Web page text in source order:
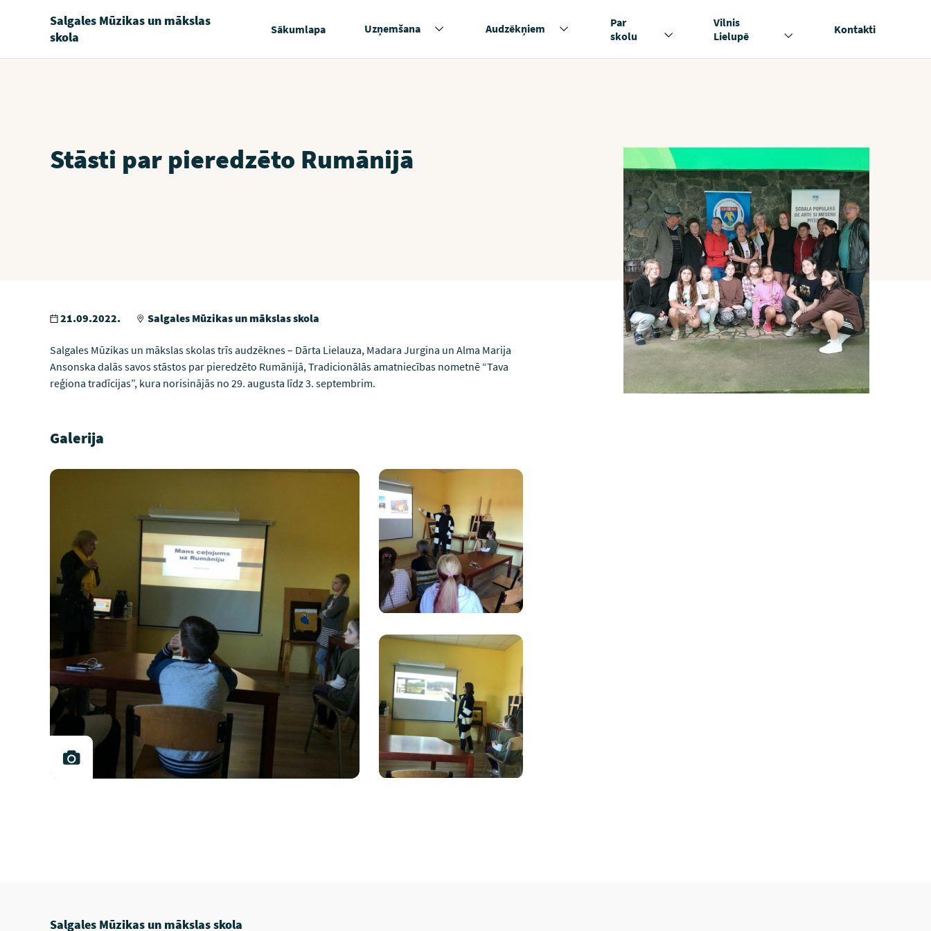
Salgales Mūzikas un mākslas
skola
Sākumlapa Uzņemšana Audzēkņiem
Par
skolu
Vilnis
Lielupē
Kontakti
Stāsti par pieredzēto Rumānijā
21.09.2022. Salgales Mūzikas un mākslas skola
Salgales Mūzikas un mākslas skolas trīs audzēknes – Dārta Lielauza, Madara Jurgina un Alma Marija
Ansonska dalās savos stāstos par pieredzēto Rumānijā, Tradicionālās amatniecības nometnē “Tava
reģiona tradīcijas”, kura norisinājās no 29. augusta līdz 3. septembrim.
Galerija
Salgales Mūzikas un mākslas skola